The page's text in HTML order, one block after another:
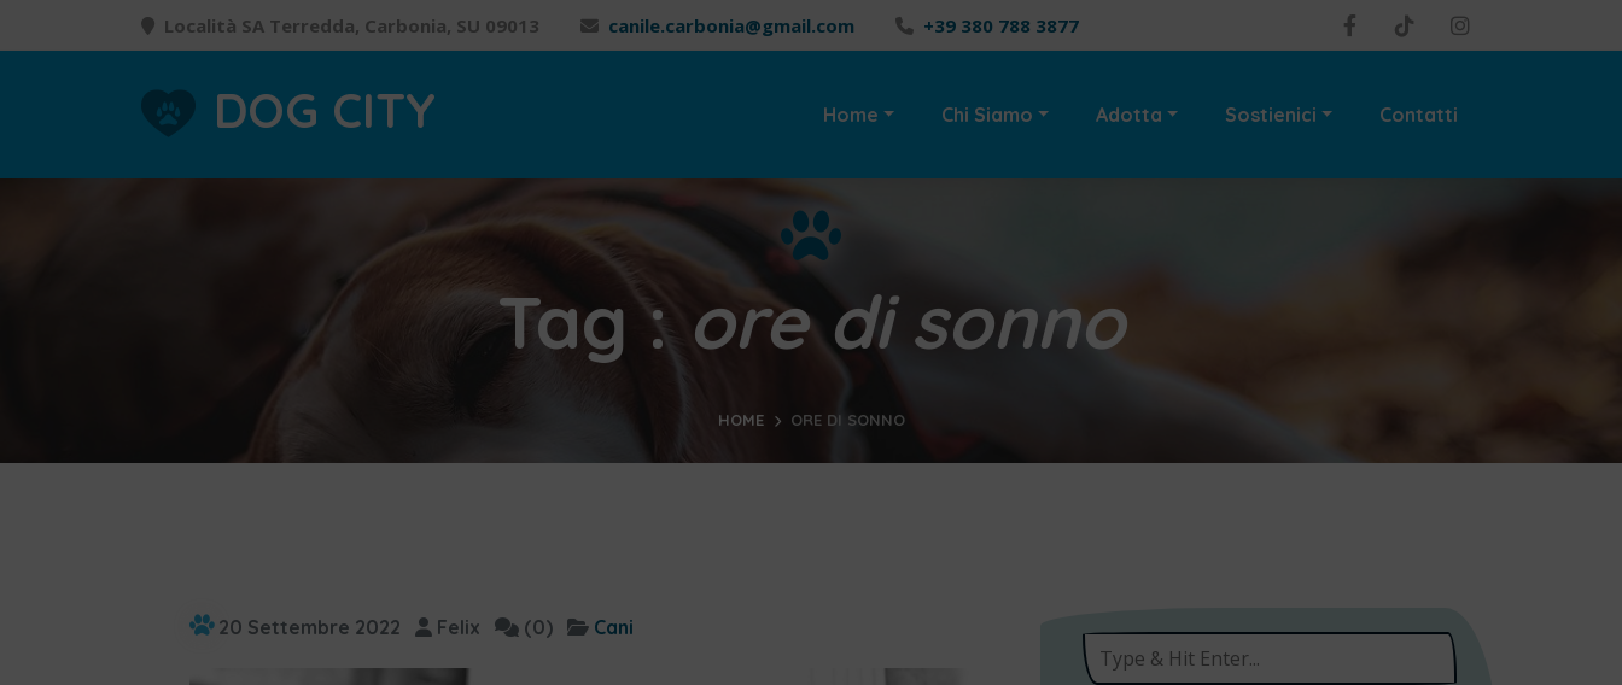
Località SA Terredda, Carbonia, SU 09013 canile.carbonia@gmail.com +39 380 788 3877
DOG CITY Home Chi Siamo Adotta Sostienici Contatti
Tag : ore di sonno
HOME ORE DI SONNO
20 Settembre 2022 Felix (0) Cani